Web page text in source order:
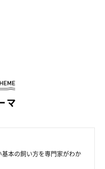
マ
本の飼い方を専門家がわか